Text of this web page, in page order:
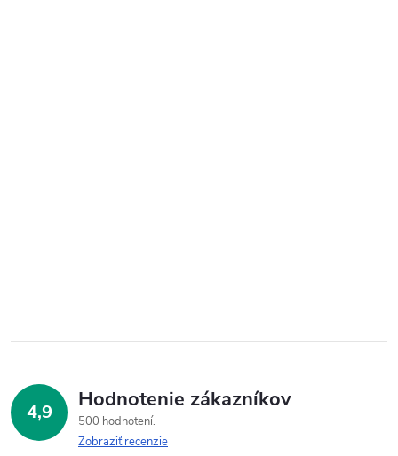
4,9 Hodnotenie zákazníkov
500 hodnotení
Zobraziť recenzie